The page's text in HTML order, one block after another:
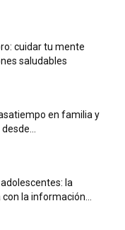
cuidar tu mente
saludables
en familia y
la
la información...